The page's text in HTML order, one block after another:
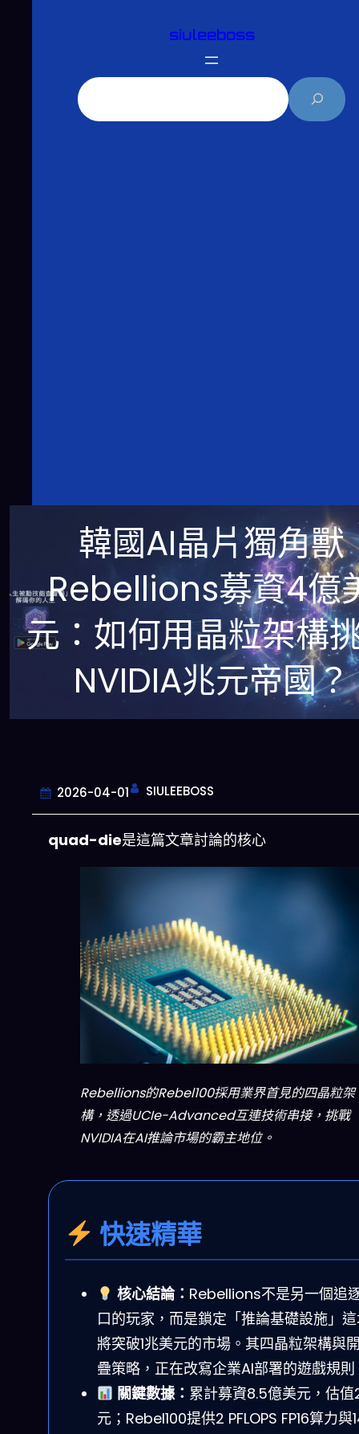
siuleeboss
韓國AI晶片獨角獸
Rebellions募資4億
元：如何用晶粒架構
NVIDIA兆元帝國？
2026-04-01 SIULEEBOSS
quad-die是這篇文章討論的核心
Rebellions的Rebel100採用業界首見的四晶粒架
構，透過UCIe-Advanced互連技術串接，挑戰
NVIDIA在AI推論市場的霸主地位。
快速精華
核心結論： Rebellions不是另一個追
口的玩家，而是鎖定「推論基礎設施」
將突破1兆美元的市場。其四晶粒架構與
疊策略，正在改寫企業AI部署的遊戲規則
關鍵數據： 累計募資8.5億美元，估
元；Rebel100提供2 PFLOPS FP16算力與